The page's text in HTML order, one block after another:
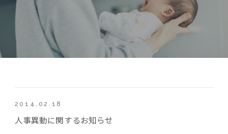
2014.02.18
人事異動に関するお知らせ